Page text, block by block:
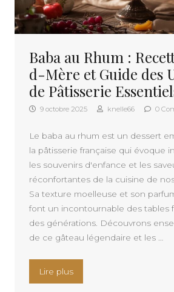
Baba au Rhum :
d-Mère et Guide des
de Pâtisserie
9 octobre 2025 knelle66 0
Le baba au rhum est un dessert
la pâtisserie française qui évoque
les souvenirs d'enfance et les
réconfortantes de la cuisine de
Sa texture moelleuse et son
font un incontournable des tables
des générations. Découvrons
de ce gâteau légendaire et les …
Lire plus« Baba au Rhum :